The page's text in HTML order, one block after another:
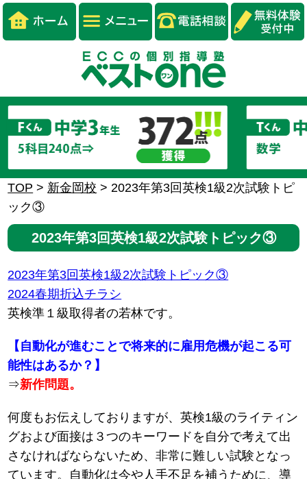
TOP > 新金岡校 >2023年第3回英検1級2次試験トピ
ック③
2023年第3回英検1級2次試験トピック③
2023年第3回英検1級2次試験トピック③
2024春期折込チラシ
英検準１級取得者の若林です。
【自動化が進むことで将来的に雇用危機が起こる可
能性はあるか？】
⇒新作問題。
何度もお伝えしておりますが、英検1級のライティン
グおよび面接は３つのキーワードを自分で考えて出
さなければならないため、非常に難しい試験となっ
ています。自動化は今や人手不足を補うために、導